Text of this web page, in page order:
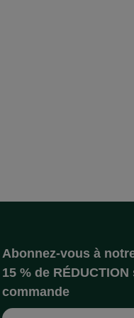
Abonnez-vous à
15 % de
commande